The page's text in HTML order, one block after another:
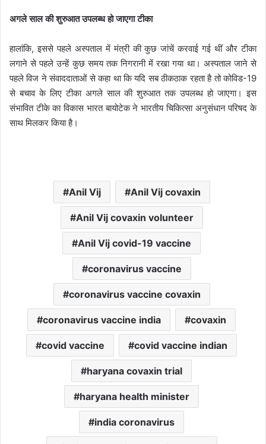
अगले साल की शुरुआत उपलब्ध हो जाएगा टीका
हालांकि, इससे पहले अस्पताल में मंत्री की कुछ जांचें करवाई गई थीं और टीका
लगाने से पहले उन्हें कुछ समय तक निगरानी में रखा गया था। अस्पताल जाने से
पहले विज ने संवाददाताओं से कहा था कि यदि सब ठीकठाक रहता है तो कोविड-19
से बचाव के लिए टीका अगले साल की शुरुआत तक उपलब्ध हो जाएगा। इस
संभावित टीके का विकास भारत बायोटेक ने भारतीय चिकित्सा अनुसंधान परिषद के
साथ मिलकर किया है।
Anil Vij Anil Vij covaxin
Anil Vij covaxin volunteer
Anil Vij covid-19 vaccine
coronavirus vaccine
coronavirus vaccine covaxin
coronavirus vaccine india covaxin
covid vaccine covid vaccine indian
haryana covaxin trial
haryana health minister
india coronavirus